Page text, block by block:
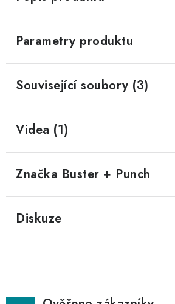
Parametry produktu
Související soubory (3)
Videa (1)
Značka Buster + Punch
Diskuze